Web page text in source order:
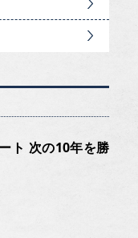
ト 次の10年を勝